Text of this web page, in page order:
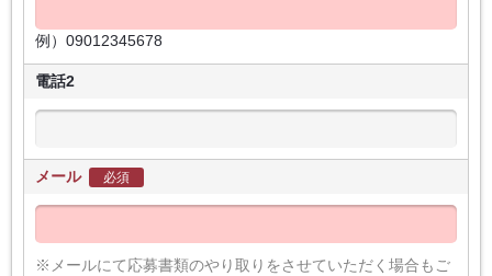
例）09012345678
電話2
メール 必須
※メールにて応募書類のやり取りをさせていただく場合もご